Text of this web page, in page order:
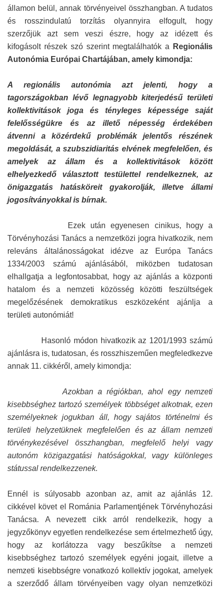
államon belül, annak törvényeivel összhangban. A tudatos
és rosszindulatú torzítás olyannyira elfogult, hogy
szerzőjük azt sem veszi észre, hogy az idézett és
kifogásolt részek szó szerint megtalálhatók a
Regionális
Autonómia Európai Chartájában, amely kimondja:
A regionális autonómia azt jelenti, hogy a
tagországokban lévő legnagyobb kiterjedésű területi
kollektivitások joga és tényleges képessége saját
felelősségükre és az illető népesség érdekében
átvenni a közérdekű problémák jelentős részének
megoldását, a szubszidiaritás elvének megfelelően, és
amelyek az állam és a kollektivitások között
elhelyezkedő választott testülettel rendelkeznek, az
önigazgatás hatásköreit gyakorolják, illetve állami
jogosítványokkal is bírnak.
Ezek után egyenesen cinikus, hogy a
Törvényhozási Tanács a nemzetközi jogra hivatkozik, nem
releváns általánosságokat idézve az Európa Tanács
1334/2003 számú ajánlásából, miközben tudatosan
elhallgatja a legfontosabbat, hogy az ajánlás a központi
hatalom és a nemzeti közösség közötti feszültségek
megelőzésének demokratikus eszközeként ajánlja a
területi autonómiát!
Hasonló módon hivatkozik az 1201/1993 számú
ajánlásra is, tudatosan, és rosszhiszeműen megfeledkezve
annak 11. cikkéről, amely kimondja:
Azokban a régiókban, ahol egy nemzeti
kisebbséghez tartozó személyek többséget alkotnak, ezen
személyeknek jogukban áll, hogy sajátos történelmi és
területi helyzetüknek megfelelően és az állam nemzeti
törvénykezésével összhangban, megfelelő helyi vagy
autonóm közigazgatási hatóságokkal, vagy különleges
státussal rendelkezzenek.
Ennél is súlyosabb azonban az, amit az ajánlás 12.
cikkével követ el Románia Parlamentjének Törvényhozási
Tanácsa. A nevezett cikk arról rendelkezik, hogy a
jegyzőkönyv egyetlen rendelkezése sem értelmezhető úgy,
hogy az korlátozza vagy beszűkítse a nemzeti
kisebbséghez tartozó személyek egyéni jogait, illetve a
nemzeti kisebbségre vonatkozó kollektív jogokat, amelyek
a szerződő állam törvényeiben vagy olyan nemzetközi